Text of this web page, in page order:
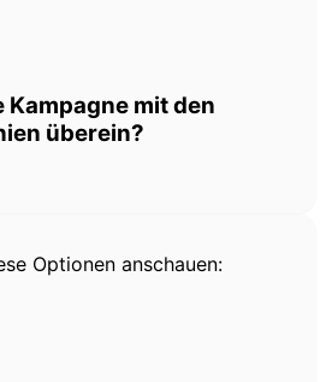
mit den
überein?
Optionen anschauen: